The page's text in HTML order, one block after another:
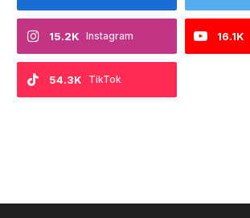
Instagram
15.2K 16.1K
TikTok
54.3K